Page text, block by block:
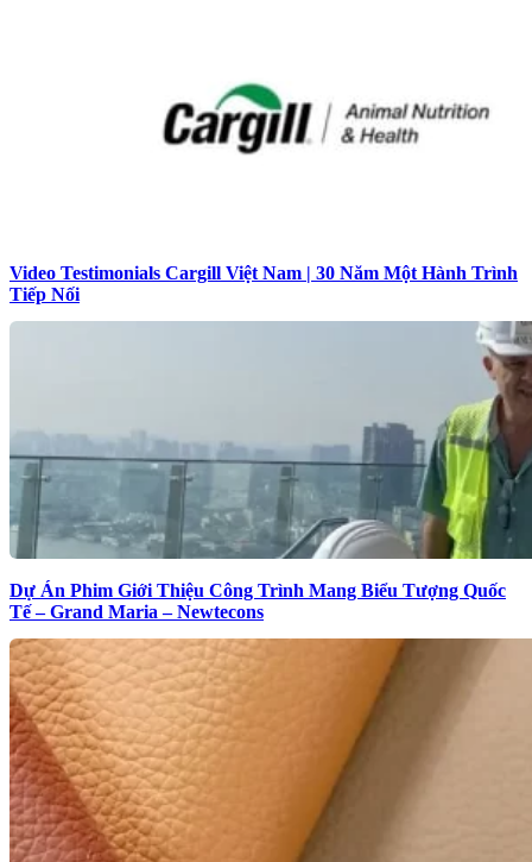
Video Testimonials Cargill Việt Nam | 30 Năm Một Hành Trình
Tiếp Nối
Dự Án Phim Giới Thiệu Công Trình Mang Biểu Tượng Quốc
Tế – Grand Maria – Newtecons